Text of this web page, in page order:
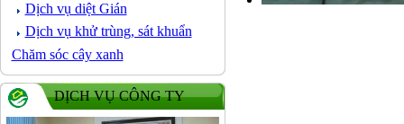
Dịch vụ diệt Gián
Dịch vụ khử trùng, sát khuẩn
Chăm sóc cây xanh
DỊCH VỤ CÔNG TY